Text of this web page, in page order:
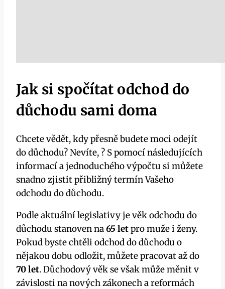
Jak si spočítat odchod do
důchodu sami doma
Chcete vědět, kdy přesně budete moci odejít
do důchodu? Nevíte, ? S pomocí následujících
informací a jednoduchého výpočtu si můžete
snadno zjistit přibližný termín Vašeho
odchodu do důchodu.
Podle aktuální legislativy je věk odchodu do
důchodu stanoven na65 letpro muže i ženy.
Pokud byste chtěli odchod do důchodu o
nějakou dobu odložit, můžete pracovat až do
70 let. Důchodový věk se však může měnit v
závislosti na nových zákonech a reformách